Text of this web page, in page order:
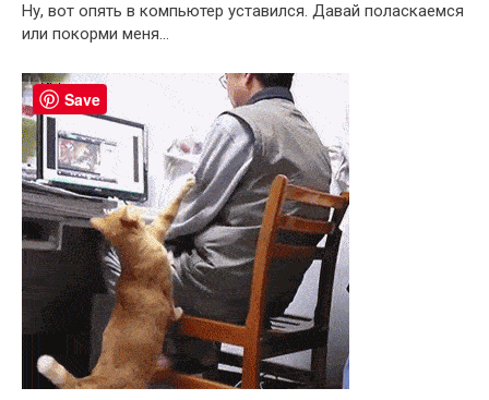
Ну, вот опять в компьютер уставился. Давай поласкаемся
или покорми меня…
Save